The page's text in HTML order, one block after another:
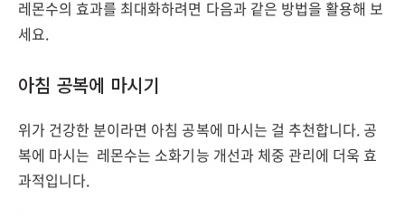
레몬수의 효과를 최대화하려면 다음과 같은 방법을 활용해 보
세요.
아침 공복에 마시기
위가 건강한 분이라면 아침 공복에 마시는 걸 추천합니다. 공
복에 마시는 레몬수는 소화기능 개선과 체중 관리에 더욱 효
과적입니다.